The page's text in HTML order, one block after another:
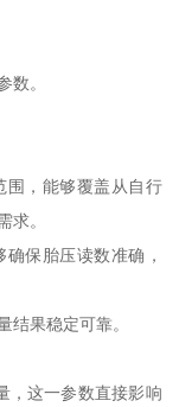
数。
围，能够覆盖从自行
求。
保胎压读数准确，
结果稳定可靠。
，这一参数直接影响